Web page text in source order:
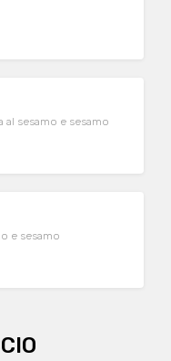
al sesamo e sesamo
e sesamo